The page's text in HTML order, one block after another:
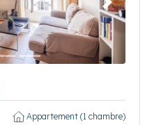
Suivant
Appartement (1 chambre)